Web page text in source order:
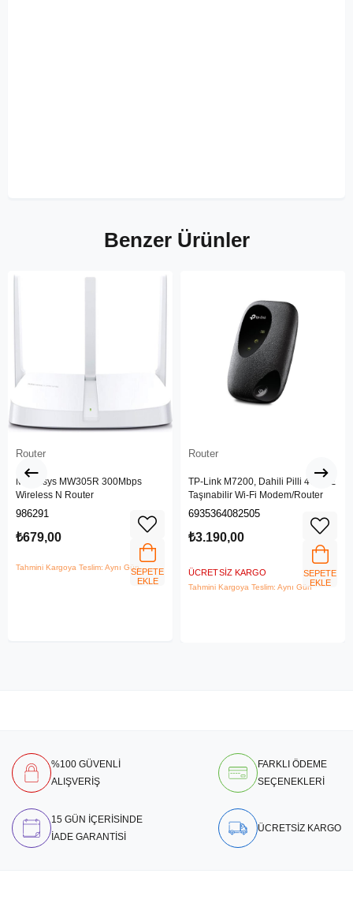
Benzer Ürünler
Router
Mercusys MW305R 300Mbps
Wireless N Router
986291
₺679,00
Tahmini Kargoya Teslim: Aynı GünSEPETE
EKLE
Router
TP-Link M7200, Dahili Pilli 4G LTE
Taşınabilir Wi-Fi Modem/Router
6935364082505
₺3.190,00
ÜCRETSIZ KARGO
Tahmini Kargoya Teslim: Aynı Gün
SEPETE
EKLE
%100 GÜVENLİ
ALIŞVERİŞ
FARKLI ÖDEME
SEÇENEKLERİ
15 GÜN İÇERİSİNDE
İADE GARANTİSİ
ÜCRETSİZ KARGO